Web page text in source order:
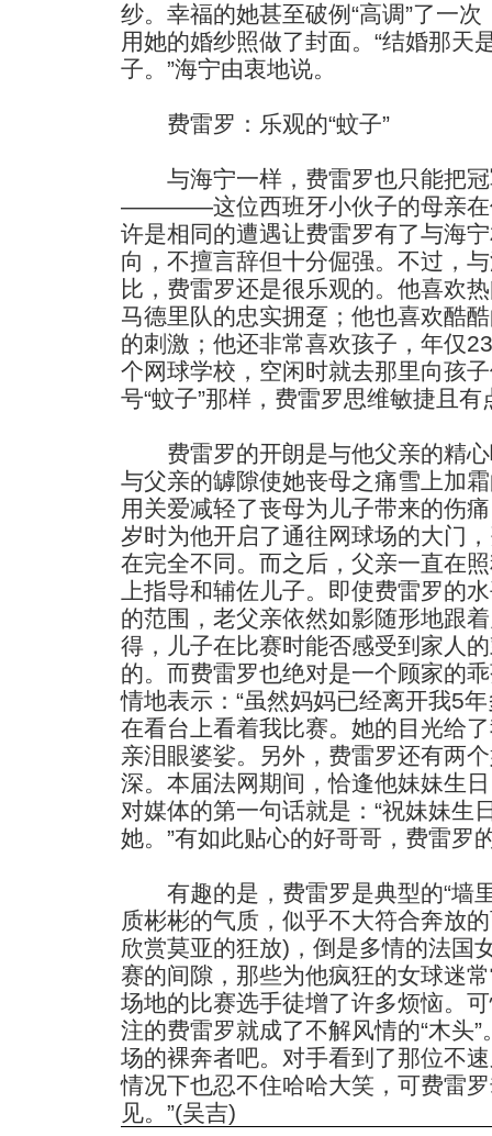
纱。幸福的她甚至破例“高调”了一
用她的婚纱照做了封面。“结婚那天
子。”海宁由衷地说。
费雷罗：乐观的“蚊子”
与海宁一样，费雷罗也只能把冠
————这位西班牙小伙子的母亲在
许是相同的遭遇让费雷罗有了与
向，不擅言辞但十分倔强。不过，
比，费雷罗还是很乐观的。他喜欢
马德里队的忠实拥趸；他也喜欢酷
的刺激；他还非常喜欢孩子，年仅
个网球学校，空闲时就去那里向孩
号“蚊子”那样，费雷罗思维敏捷且
费雷罗的开朗是与他父亲的精心
与父亲的罅隙使她丧母之痛雪上加
用关爱减轻了丧母为儿子带来的伤
岁时为他开启了通往网球场的大门
在完全不同。而之后，父亲一直在
上指导和辅佐儿子。即使费雷罗的
的范围，老父亲依然如影随形地跟
得，儿子在比赛时能否感受到家人
的。而费雷罗也绝对是一个顾家的
情地表示：“虽然妈妈已经离开我5
在看台上看着我比赛。她的目光给
亲泪眼婆娑。另外，费雷罗还有两
深。本届法网期间，恰逢他妹妹生
对媒体的第一句话就是：“祝妹妹生
她。”有如此贴心的好哥哥，费雷罗
有趣的是，费雷罗是典型的“墙
质彬彬的气质，似乎不大符合奔放
欣赏莫亚的狂放)，倒是多情的法国
赛的间隙，那些为他疯狂的女球迷
场地的比赛选手徒增了许多烦恼。
注的费雷罗就成了不解风情的“木头
场的裸奔者吧。对手看到了那位不
情况下也忍不住哈哈大笑，可费雷
见。”(吴吉)